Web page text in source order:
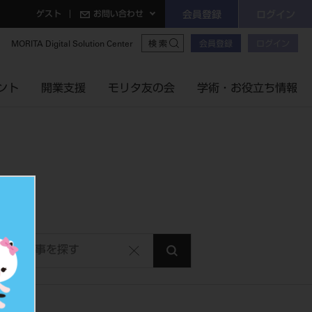
ゲスト お問い合わせ 会員登録
MORITA Digital Solution Center 検索 会員登録
ト 開業支援 モリタ友の会 学術・お役立ち情報